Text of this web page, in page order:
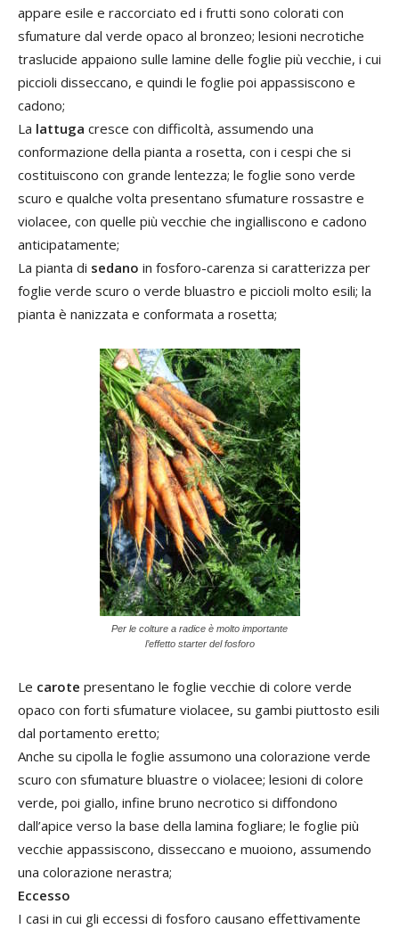
appare esile e raccorciato ed i frutti sono colorati con
sfumature dal verde opaco al bronzeo; lesioni necrotiche
traslucide appaiono sulle lamine delle foglie più vecchie, i cui
piccioli disseccano, e quindi le foglie poi appassiscono e
cadono;
La lattuga cresce con difficoltà, assumendo una
conformazione della pianta a rosetta, con i cespi che si
costituiscono con grande lentezza; le foglie sono verde
scuro e qualche volta presentano sfumature rossastre e
violacee, con quelle più vecchie che ingialliscono e cadono
anticipatamente;
La pianta di sedano in fosforo-carenza si caratterizza per
foglie verde scuro o verde bluastro e piccioli molto esili; la
pianta è nanizzata e conformata a rosetta;
Per le colture a radice è molto importante
l’effetto starter del fosforo
Le carote presentano le foglie vecchie di colore verde
opaco con forti sfumature violacee, su gambi piuttosto esili
dal portamento eretto;
Anche su cipolla le foglie assumono una colorazione verde
scuro con sfumature bluastre o violacee; lesioni di colore
verde, poi giallo, infine bruno necrotico si diffondono
dall’apice verso la base della lamina fogliare; le foglie più
vecchie appassiscono, disseccano e muoiono, assumendo
una colorazione nerastra;
Eccesso
I casi in cui gli eccessi di fosforo causano effettivamente